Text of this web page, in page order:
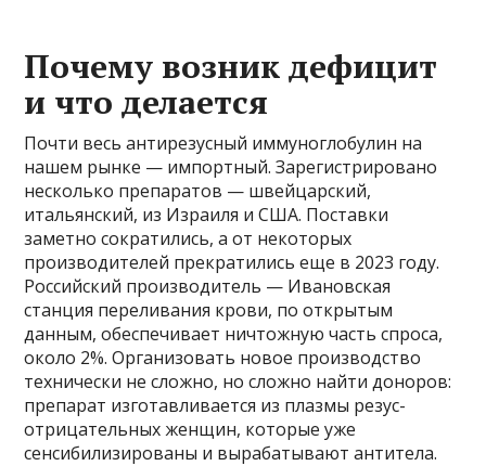
Почему возник дефицит
и что делается
Почти весь антирезусный иммуноглобулин на
нашем рынке — импортный. Зарегистрировано
несколько препаратов — швейцарский,
итальянский, из Израиля и США. Поставки
заметно сократились, а от некоторых
производителей прекратились еще в 2023 году.
Российский производитель — Ивановская
станция переливания крови, по открытым
данным, обеспечивает ничтожную часть спроса,
около 2%. Организовать новое производство
технически не сложно, но сложно найти доноров:
препарат изготавливается из плазмы резус-
отрицательных женщин, которые уже
сенсибилизированы и вырабатывают антитела.